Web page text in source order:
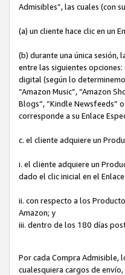
Admisibles”, las cuales (con
(a) un cliente hace clic en un
(b) durante una única sesión,
entre las siguientes
digital (según lo
“Amazon Music”, “Amazon
Blogs”, “Kindle Newsfeeds”
corresponde a su Enlace
c. el cliente adquiere un
i. el cliente adquiere un
dado el clic inicial en el
ii. con respecto a los
Amazon; y
iii. dentro de los 180 días
Por cada Compra Admisible,
cualesquiera cargos de